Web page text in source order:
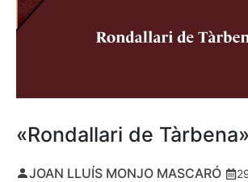
«Rondallari de Tàrbena»
JOAN LLUÍS MONJO MASCARÓ